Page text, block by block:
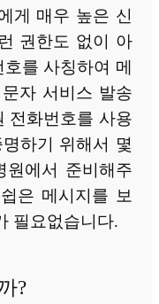
게 매우 높은 신
권한도 없이 아
를 사칭하여 메
자 서비스 발송
전화번호를 사용
하기 위해서 몇
에서 준비해주
은 메시지를 보
필요없습니다.
?